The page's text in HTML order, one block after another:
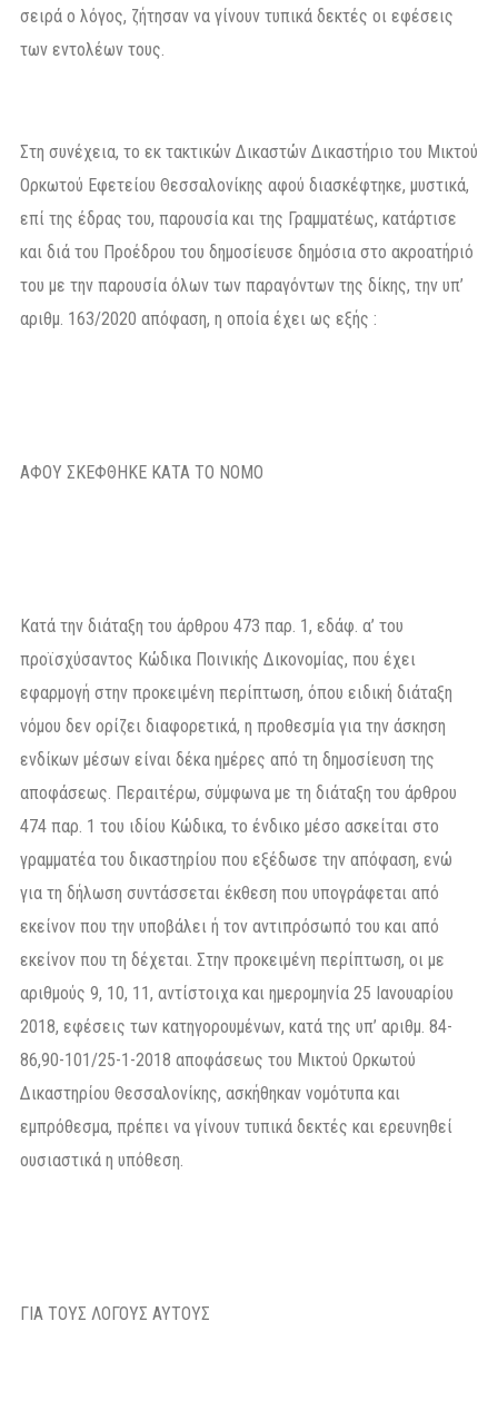
σειρά ο λόγος, ζήτησαν να γίνουν τυπικά δεκτές οι εφέσεις
των εντολέων τους.
Στη συνέχεια, το εκ τακτικών Δικαστών Δικαστήριο του Μικτού
Ορκωτού Εφετείου Θεσσαλονίκης αφού διασκέφτηκε, μυστικά,
επί της έδρας του, παρουσία και της Γραμματέως, κατάρτισε
και διά του Προέδρου του δημοσίευσε δημόσια στο ακροατήριό
του με την παρουσία όλων των παραγόντων της δίκης, την υπ’
αριθμ. 163/2020 απόφαση, η οποία έχει ως εξής :
ΑΦΟΥ ΣΚΕΦΘΗΚΕ ΚΑΤΑ ΤΟ ΝΟΜΟ
Κατά την διάταξη του άρθρου 473 παρ. 1, εδάφ. α’ του
προϊσχύσαντος Κώδικα Ποινικής Δικονομίας, που έχει
εφαρμογή στην προκειμένη περίπτωση, όπου ειδική διάταξη
νόμου δεν ορίζει διαφορετικά, η προθεσμία για την άσκηση
ενδίκων μέσων είναι δέκα ημέρες από τη δημοσίευση της
αποφάσεως. Περαιτέρω, σύμφωνα με τη διάταξη του άρθρου
474 παρ. 1 του ιδίου Κώδικα, το ένδικο μέσο ασκείται στο
γραμματέα του δικαστηρίου που εξέδωσε την απόφαση, ενώ
για τη δήλωση συντάσσεται έκθεση που υπογράφεται από
εκείνον που την υποβάλει ή τον αντιπρόσωπό του και από
εκείνον που τη δέχεται. Στην προκειμένη περίπτωση, οι με
αριθμούς 9, 10, 11, αντίστοιχα και ημερομηνία 25 Ιανουαρίου
2018, εφέσεις των κατηγορουμένων, κατά της υπ’ αριθμ. 84-
86,90-101/25-1-2018 αποφάσεως του Μικτού Ορκωτού
Δικαστηρίου Θεσσαλονίκης, ασκήθηκαν νομότυπα και
εμπρόθεσμα, πρέπει να γίνουν τυπικά δεκτές και ερευνηθεί
ουσιαστικά η υπόθεση.
ΓΙΑ ΤΟΥΣ ΛΟΓΟΥΣ ΑΥΤΟΥΣ